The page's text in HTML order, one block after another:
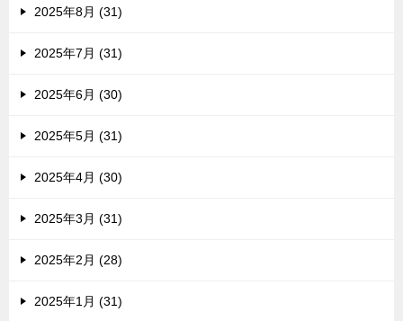
2025年8月 (31)
2025年7月 (31)
2025年6月 (30)
2025年5月 (31)
2025年4月 (30)
2025年3月 (31)
2025年2月 (28)
2025年1月 (31)